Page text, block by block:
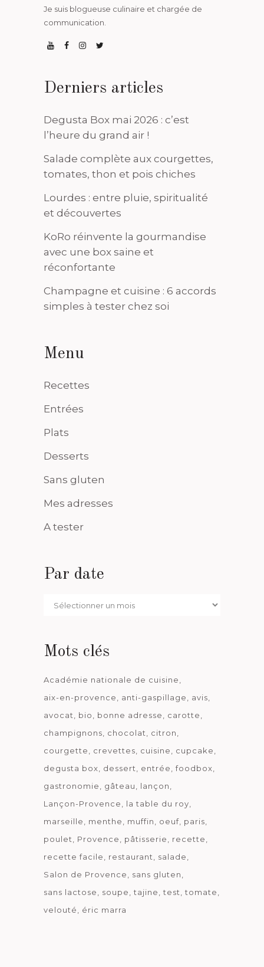
Je suis blogueuse culinaire et chargée de
communication.
Derniers articles
Degusta Box mai 2026 : c’est
l’heure du grand air !
Salade complète aux courgettes,
tomates, thon et pois chiches
Lourdes : entre pluie, spiritualité
et découvertes
KoRo réinvente la gourmandise
avec une box saine et
réconfortante
Champagne et cuisine : 6 accords
simples à tester chez soi
Menu
Recettes
Entrées
Plats
Desserts
Sans gluten
Mes adresses
A tester
Par date
Par
Mots clés
Académie nationale de cuisine
aix-en-provence
anti-gaspillage
avis
avocat
bio bonne adresse
carotte
champignons
chocolat
citron
courgette
crevettes cuisine
cupcake
degusta box
dessert entrée
foodbox
gastronomie
gâteau
lançon
Lançon-Provence
la table du roy
marseille
menthe muffin oeuf paris
poulet
Provence pâtisserie
recette
recette facile
restaurant
salade
Salon de Provence
sans gluten
sans lactose
soupe tajine test tomate
velouté
éric marra